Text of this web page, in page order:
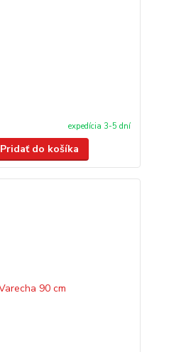
expedícia 3-5 dní
Pridať do košíka